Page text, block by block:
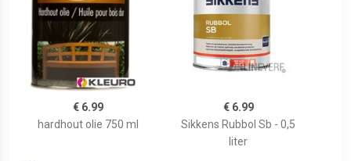
€ 6.99
hardhout olie 750 ml
€ 6.99
Sikkens Rubbol Sb - 0,5
liter